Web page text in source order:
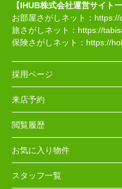
【IHUB株式会社運営サイト一
お部屋さがしネット： https://
旅さがしネット： https://
保険さがしネット： https://
採用ページ
来店予約
閲覧履歴
お気に入り物件
スタッフ一覧